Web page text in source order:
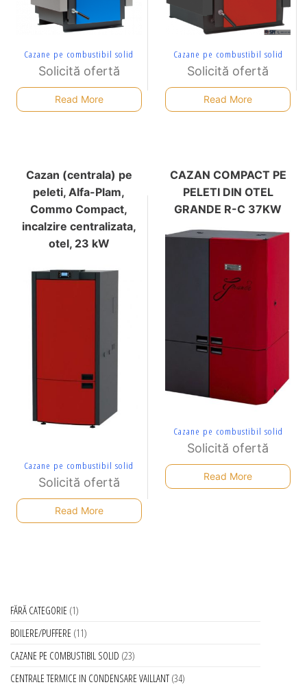
Cazane pe combustibil solid
Solicită ofertă
Read More
Cazane pe combustibil solid
Solicită ofertă
Read More
Cazan (centrala) pe
peleti, Alfa-Plam,
Commo Compact,
incalzire centralizata,
otel, 23 kW
Cazane pe combustibil solid
Solicită ofertă
Read More
CAZAN COMPACT PE
PELETI DIN OTEL
GRANDE R-C 37KW
Cazane pe combustibil solid
Solicită ofertă
Read More
FĂRĂ CATEGORIE 1
BOILERE/PUFFERE 11
CAZANE PE COMBUSTIBIL SOLID 23
CENTRALE TERMICE IN CONDENSARE VAILLANT 34